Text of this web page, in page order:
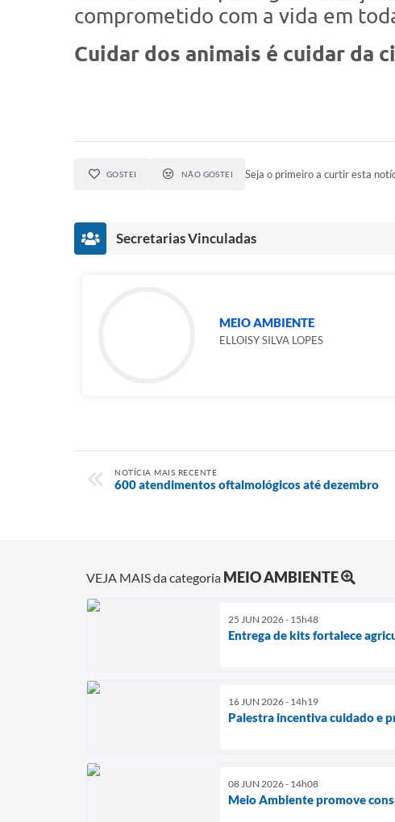
comprometido com a vida em
Cuidar dos animais é cuidar da
GOSTEI NÃO GOSTEI Seja o primeiro a curtir esta
Secretarias Vinculadas
MEIO AMBIENTE
ELLOISY SILVA LOPES
NOTÍCIA MAIS RECENTE
600 atendimentos oftalmológicos até dezembro
VEJA MAIS da categoria MEIO AMBIENTE
25 JUN 2026 - 15h48
Entrega de kits fortalece
16 JUN 2026 - 14h19
Palestra incentiva cuidado e
08 JUN 2026 - 14h08
Meio Ambiente promove